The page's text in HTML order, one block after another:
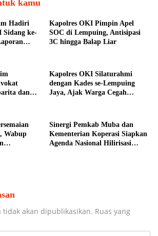
kamu
Hadiri
Sidang ke-
Kapolres OKI Pimpin Apel
SOC di Lempuing, Antisipasi
3C hingga Balap Liar
dan
Kapolres OKI Silaturahmi
dengan Kades se-Lempuing
Jaya, Ajak Warga Cegah
Wabup
Sinergi Pemkab Muba dan
Kementerian Koperasi Siapkan
Agenda Nasional Hilirisasi
tidak akan dipublikasikan. Ruas yang